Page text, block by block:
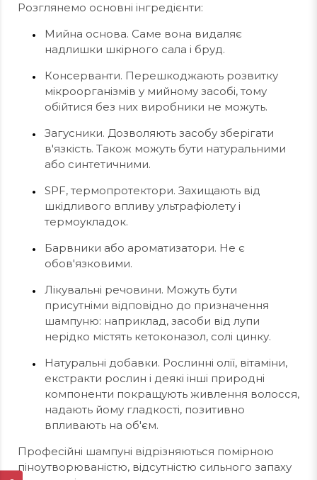
Розглянемо основні інгредієнти:
Мийна основа. Саме вона видаляє
надлишки шкірного сала і бруд.
Консерванти. Перешкоджають розвитку
мікроорганізмів у мийному засобі, тому
обійтися без них виробники не можуть.
Загусники. Дозволяють засобу зберігати
в'язкість. Також можуть бути натуральними
або синтетичними.
SPF, термопротектори. Захищають від
шкідливого впливу ультрафіолету і
термоукладок.
Барвники або ароматизатори. Не є
обов'язковими.
Лікувальні речовини. Можуть бути
присутніми відповідно до призначення
шампуню: наприклад, засоби від лупи
нерідко містять кетоконазол, солі цинку.
Натуральні добавки. Рослинні олії, вітаміни,
екстракти рослин і деякі інші природні
компоненти покращують живлення волосся,
надають йому гладкості, позитивно
впливають на об'єм.
Професійні шампуні відрізняються помірною
піноутворюваністю, відсутністю сильного запаху